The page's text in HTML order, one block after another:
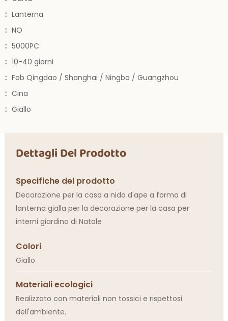
: Lanterna
: NO
: 5000PC
: 10-40 giorni
: Fob Qingdao / Shanghai / Ningbo / Guangzhou
: Cina
: Giallo
Dettagli Del Prodotto
Specifiche del prodotto
Decorazione per la casa a nido d'ape a forma di
lanterna gialla per la decorazione per la casa per
interni giardino di Natale
Colori
Giallo
Materiali ecologici
Realizzato con materiali non tossici e rispettosi
dell'ambiente.